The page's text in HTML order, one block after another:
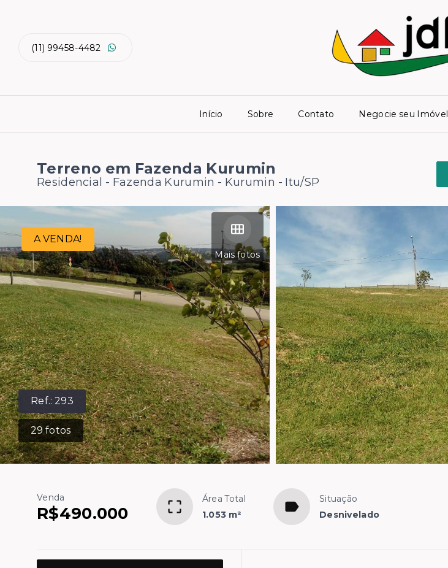
(11) 99458-4482
Início Sobre Contato Negocie seu Imóvel
Terreno em Fazenda Kurumin
Residencial - Fazenda Kurumin - Kurumin - Itu/SP
Ref.:293
29fotos
Mais fotos
A VENDA!
Venda
R$490.000
Área Total
1.053 m²
Situação
Desnivelado